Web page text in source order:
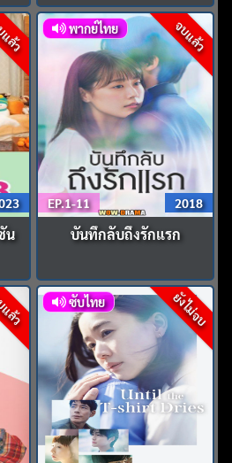
ล้ว
น
จบแล้ว
พากย์ไทย
EP.1-11 2018
บันทึกลับถึงรักแรก
ล้ว ยังไม่จบ
ซับไทย